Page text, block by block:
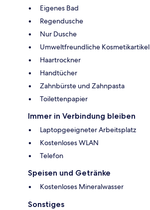
Eigenes Bad
Regendusche
Nur Dusche
Umweltfreundliche Kosmetikartikel
Haartrockner
Handtücher
Zahnbürste und Zahnpasta
Toilettenpapier
Immer in Verbindung bleiben
Laptopgeeigneter Arbeitsplatz
Kostenloses WLAN
Telefon
Speisen und Getränke
Kostenloses Mineralwasser
Sonstiges